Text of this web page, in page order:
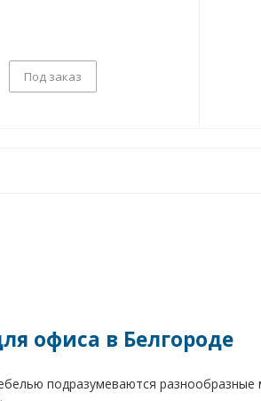
Под заказ
офиса в Белгороде
подразумеваются